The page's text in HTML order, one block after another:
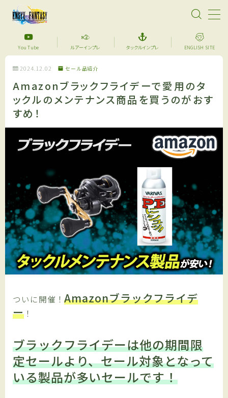
MENU
【超格安】デジタル魚拓始めました！あなたのメモリ
アルフィッシュを特別な一枚に仕上げます。
サーフフィッシング
YouTube
アイテム紹介
ルアーインプレ
プライバシーポリシー
ENGLISH SITE
有料記事の決済完了ページ
利用規約／特定商取引法に基づく表記
You Tube ルアーインプレ タックルインプレ ENGLISH SITE
2024.12.02 セール品紹介
Amazonブラックフライデーで愛用のタ
ックルのメンテナンス商品を買うのがおす
すめ！
ついに開催！Amazonブラックフライデ
ー！
ブラックフライデーは他の期間限
定セールより、セール対象となって
いる製品が多いセールです！